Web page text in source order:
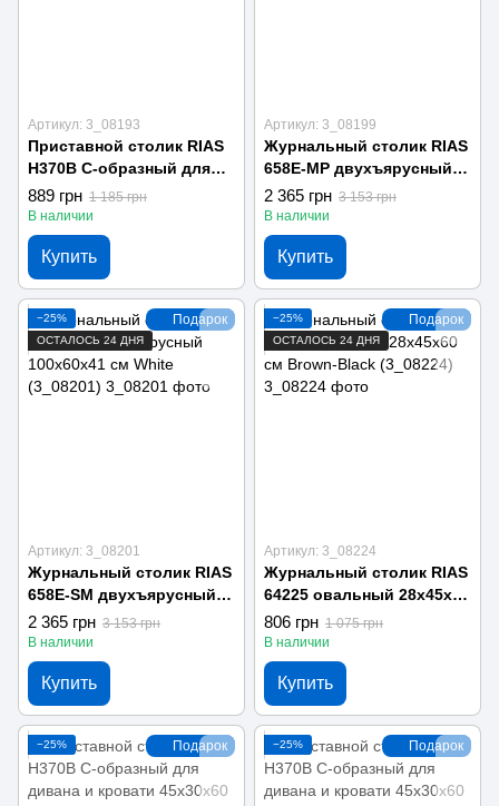
Артикул: 3_08193
Приставной столик RIAS
H370B С-образный для
дивана и кровати
45x30x60 см Black
(3_08193)
889 грн 1 185 грн
В наличии
Купить
Артикул: 3_08199
Журнальный столик RIAS
658E-MP двухъярусный
100x60x41 см Grey
(3_08199)
2 365 грн 3 153 грн
В наличии
Купить
Подарок
−25%
ОСТАЛОСЬ 24 ДНЯ
Артикул: 3_08201
Журнальный столик RIAS
658E-SM двухъярусный
100x60x41 см White
(3_08201)
2 365 грн 3 153 грн
В наличии
Купить
Подарок
−25%
ОСТАЛОСЬ 24 ДНЯ
Артикул: 3_08224
Журнальный столик RIAS
64225 овальный 28x45x60
см Brown-Black (3_08224)
806 грн 1 075 грн
В наличии
Купить
Подарок
−25% Подарок
−25%